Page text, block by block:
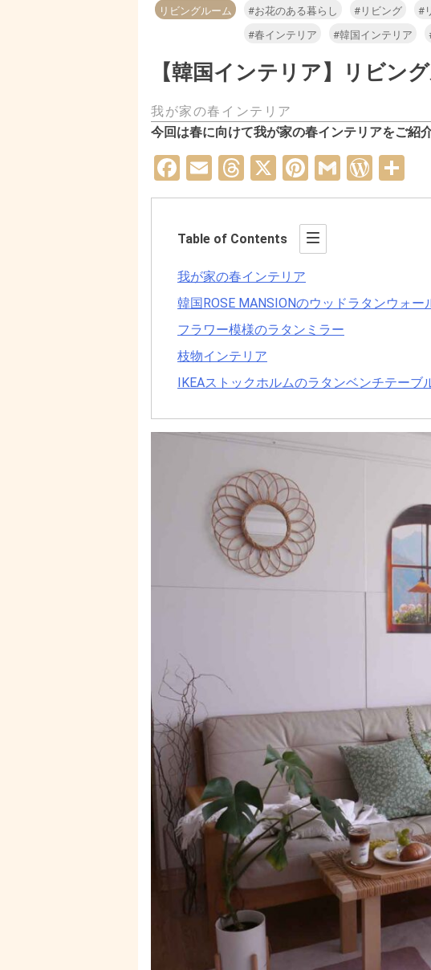
リビングルーム #お花のある暮らし #リビング
#
#春インテリア
#韓国インテリア
【韓国インテリア】リビン
我が家の春インテリア
今回は春に向けて我が家の春インテリアをご紹
Facebook
EmailThreads
X Pinterest
Gmail
有
Table of Contents
我が家の春インテリア
韓国ROSE MANSIONのウッドラタンウォー
フラワー模様のラタンミラー
枝物インテリア
IKEAストックホルムのラタンベンチテーブ